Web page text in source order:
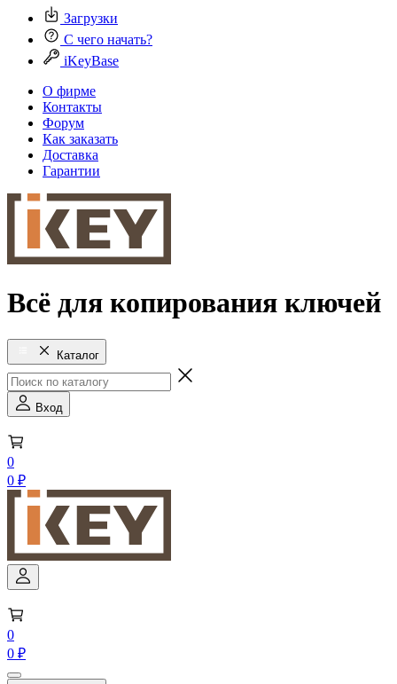
Загрузки
С чего начать?
iKeyBase
О фирме
Контакты
Форум
Как заказать
Доставка
Гарантии
Всё для копирования ключей
Каталог
Вход
0
0 ₽
0
0 ₽